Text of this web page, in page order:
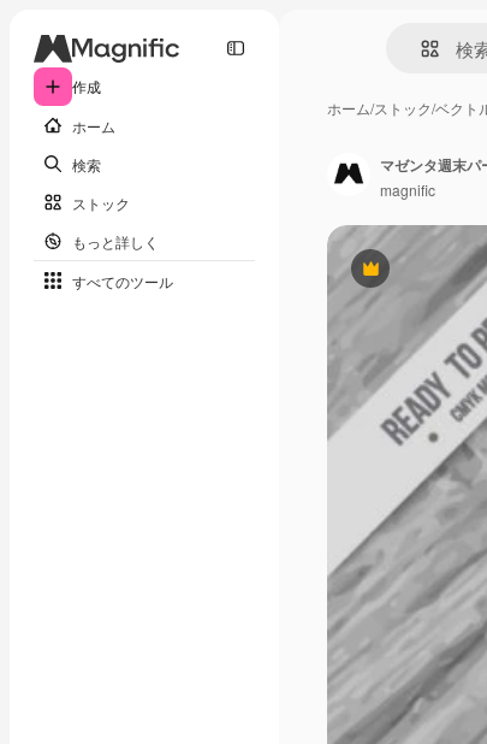
作成
ホーム
検索
ストック
もっと詳しく
すべてのツール
ホーム/ストック/ベクト
Premium
マゼンタ週末
magnific